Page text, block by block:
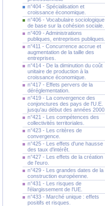
n°404 - Spécialisation et
croissance économique.
n°406 - Vocabulaire sociologique
de base sur la cohésion sociale.
n°409 - Administrations
publiques, entreprises publiques.
n°411 - Concurrence accrue et
augmentation de la taille des
entreprises.
n°414 - De la diminution du coût
unitaire de production à la
croissance économique.
n°417 - Effets pervers de la
déréglementation.
n°419 - La convergence des
conjonctures des pays de l'U.E.
jusqu'au début des années 2000.
n°421 - Les compétences des
collectivités territoriales.
n°423 - Les critères de
convergence.
n°425 - Les effets d'une hausse
des taux d'intérêt.
n°427 - Les effets de la création
de l'euro.
n°429 - Les grandes dates de la
construction européenne.
n°431 - Les risques de
l'élargissement de l'UE.
n°433 - Marché unique : effets
positifs et risques.